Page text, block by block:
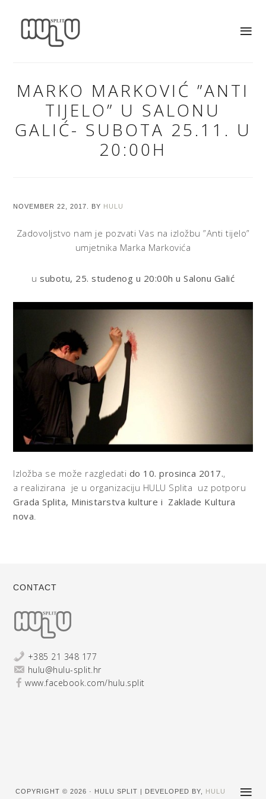
MARKO MARKOVIĆ ”ANTI
TIJELO” U SALONU
GALIĆ- SUBOTA 25.11. U
20:00H
NOVEMBER 22, 2017. BY HULU
Zadovoljstvo nam je pozvati Vas na izložbu ”Anti tijelo”
umjetnika Marka Markovića
u subotu, 25. studenog u 20:00h u Salonu Galić
Izložba se može razgledati do 10. prosinca 2017.,
a realizirana je u organizaciju HULU Splita uz potporu
Grada Splita, Ministarstva kulture i Zaklade Kultura
nova.
CONTACT
+385 21 348 177
hulu@hulu-split.hr
www.facebook.com/hulu.split
COPYRIGHT © 2026 · HULU SPLIT | DEVELOPED BY, HULU